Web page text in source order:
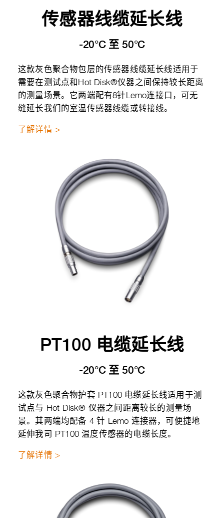
传感器线缆延长线
-20°C 至 50°C
这款灰色聚合物包层的传感器线缆延长线适用于
需要在测试点和Hot Disk®仪器之间保持较长距离
的测量场景。它两端配有8针Lemo连接口，可无
缝延长我们的室温传感器线缆或转接线。
了解详情 >
PT100 电缆延长线
-20°C 至 50°C
这款灰色聚合物护套 PT100 电缆延长线适用于测
试点与 Hot Disk® 仪器之间距离较长的测量场
景。其两端均配备 4 针 Lemo 连接器，可便捷地
延伸我司 PT100 温度传感器的电缆长度。
了解详情 >